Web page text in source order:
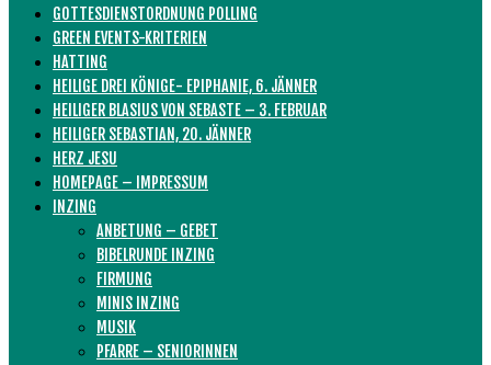
GOTTESDIENSTORDNUNG POLLING
GREEN EVENTS-KRITERIEN
HATTING
HEILIGE DREI KÖNIGE- EPIPHANIE, 6. JÄNNER
HEILIGER BLASIUS VON SEBASTE – 3. FEBRUAR
HEILIGER SEBASTIAN, 20. JÄNNER
HERZ JESU
HOMEPAGE – IMPRESSUM
INZING
ANBETUNG – GEBET
BIBELRUNDE INZING
FIRMUNG
MINIS INZING
MUSIK
PFARRE – SENIORINNEN